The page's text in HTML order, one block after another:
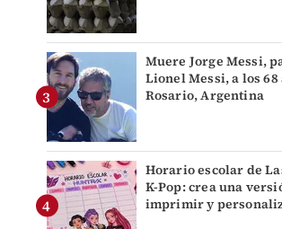
Muere Jorge Messi,
Lionel Messi, a los 68
Rosario, Argentina
Horario escolar de
K-Pop: crea una
imprimir y